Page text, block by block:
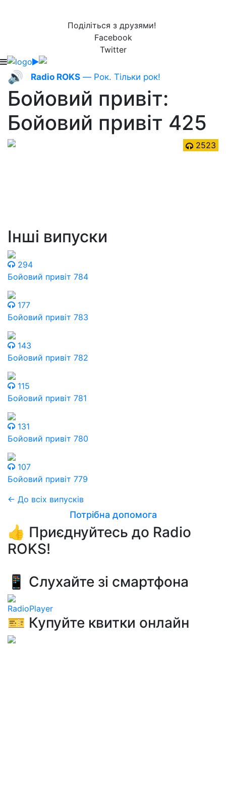
Поділіться з друзями!
Facebook
Twitter
🔊 Radio ROKS — Рок. Тільки рок!
Бойовий привіт:
Бойовий привіт 425
2523
Інші випуски
294
Бойовий привіт 784
177
Бойовий привіт 783
143
Бойовий привіт 782
115
Бойовий привіт 781
131
Бойовий привіт 780
107
Бойовий привіт 779
← До всіх випусків
Потрібна допомога
👍 Приєднуйтесь до Radio
ROKS!
📱 Слухайте зі смартфона
RadioPlayer
🎫 Купуйте квитки онлайн